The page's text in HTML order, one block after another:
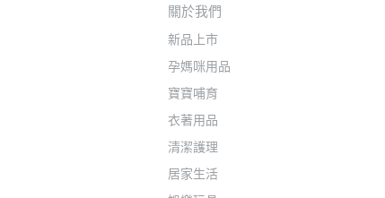
關於我們
新品上市
孕媽咪用品
寶寶哺育
衣著用品
清潔護理
居家生活